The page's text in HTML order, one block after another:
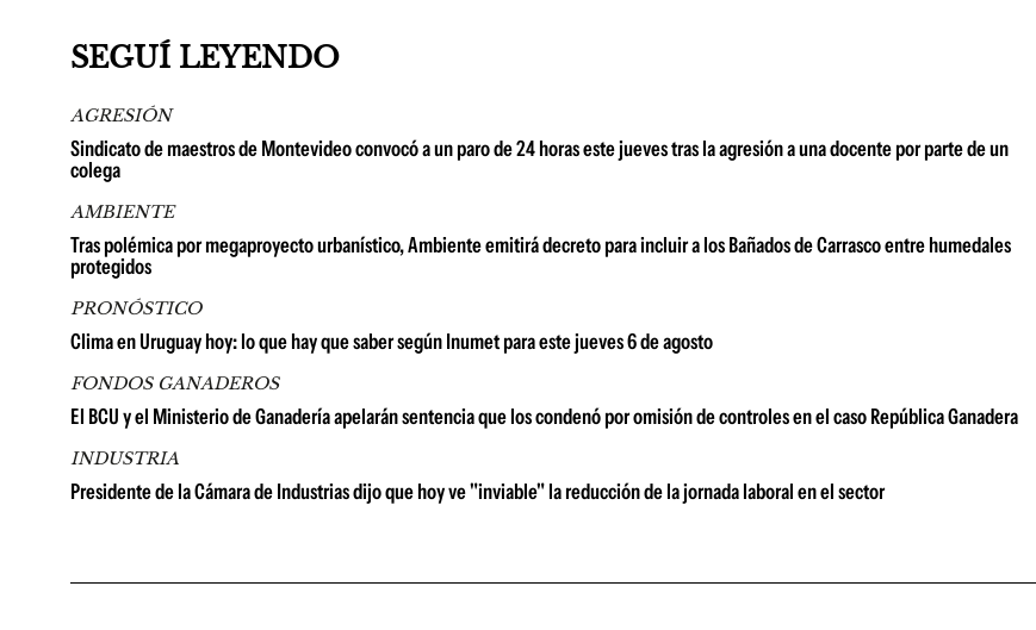
SEGUÍ LEYENDO
AGRESIÓN
Sindicato de maestros de Montevideo convocó a un paro de 24 horas este jueves tras la agresión a una docente por parte de un
colega
AMBIENTE
Tras polémica por megaproyecto urbanístico, Ambiente emitirá decreto para incluir a los Bañados de Carrasco entre humedales
protegidos
PRONÓSTICO
Clima en Uruguay hoy: lo que hay que saber según Inumet para este jueves 6 de agosto
FONDOS GANADEROS
El BCU y el Ministerio de Ganadería apelarán sentencia que los condenó por omisión de controles en el caso República Ganadera
INDUSTRIA
Presidente de la Cámara de Industrias dijo que hoy ve "inviable" la reducción de la jornada laboral en el sector